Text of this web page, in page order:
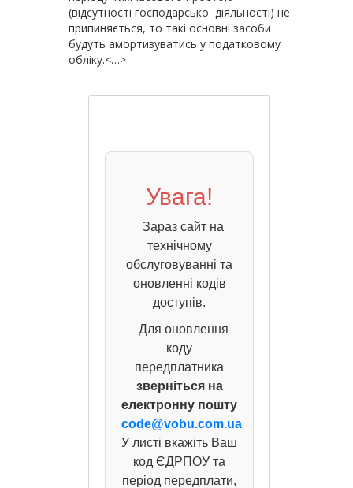
(відсутності господарської діяльності) не
припиняється, то такі основні засоби
будуть амортизуватись у податковому
обліку.<…>
Увага!
Зараз сайт на
технічному
обслуговуванні та
оновленні кодів
доступів.
Для оновлення
коду
передплатника
зверніться на
електронну пошту
code@vobu.com.ua
У листі вкажіть Ваш
код ЄДРПОУ та
період передплати,